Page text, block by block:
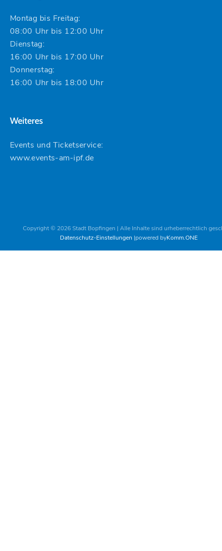
Montag bis Freitag:
08:00 Uhr bis 12:00 Uhr
Dienstag:
16:00 Uhr bis 17:00 Uhr
Donnerstag:
16:00 Uhr bis 18:00 Uhr
Weiteres
Events und Ticketservice:
www.events-am-ipf.de
Copyright © 2026 Stadt Bopfingen | Alle Inhalte sind urheberrechtlich
Datenschutz-Einstellungen powered byKomm.ONE